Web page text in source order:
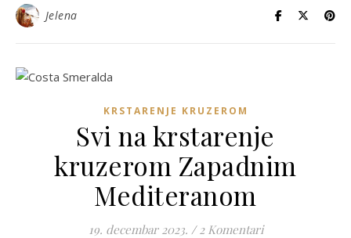
Jelena
KRSTARENJE KRUZEROM
Svi na krstarenje
kruzerom Zapadnim
Mediteranom
19. decembar 2023. / 2 Komentari